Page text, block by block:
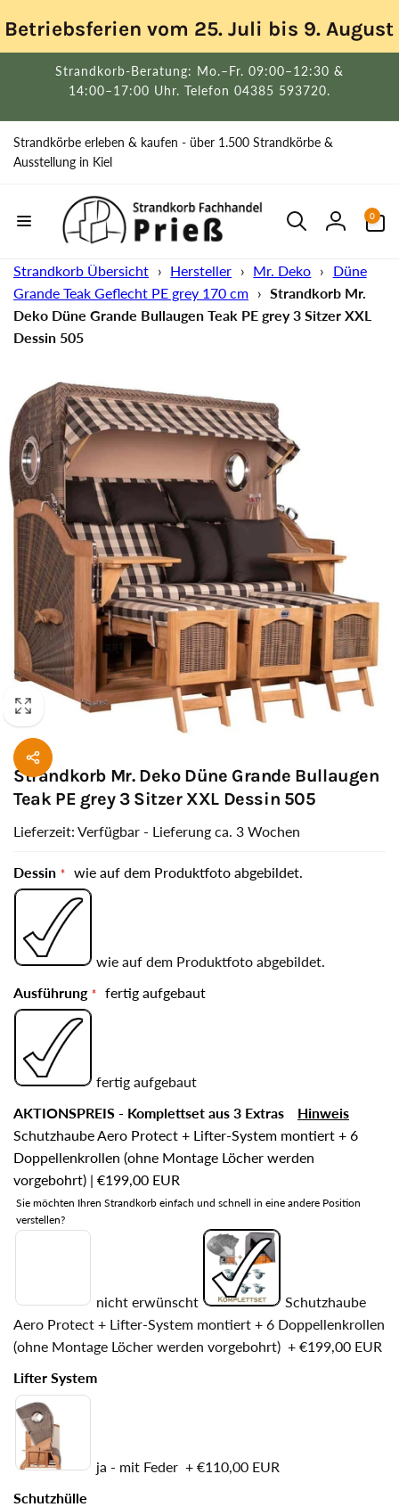
zum
Inhalt
Betriebsferien vom 25. Juli bis 9.
Strandkorb-Beratung: Mo.–Fr. 09:00–12:30 &
14:00–17:00 Uhr. Telefon 04385 593720.
Strandkörbe erleben & kaufen - über 1.500 Strandkörbe &
Ausstellung in Kiel
Einloggen
0
Artikel
Strandkorb Übersicht › Hersteller › Mr. Deko ›
Düne
Grande Teak Geflecht PE grey 170 cm › Strandkorb Mr.
Deko Düne Grande Bullaugen Teak PE grey 3 Sitzer XXL
Dessin 505
Strandkorb Mr. Deko Düne Grande Bullaugen
Teak PE grey 3 Sitzer XXL Dessin 505
Lieferzeit: Verfügbar - Lieferung ca. 3 Wochen
Dessin wie auf dem Produktfoto abgebildet.
wie auf dem Produktfoto abgebildet.
Ausführung
fertig aufgebaut
fertig aufgebaut
AKTIONSPREIS - Komplettset aus 3 Extras
Hinweis
Schutzhaube Aero Protect + Lifter-System montiert + 6
Doppellenkrollen (ohne Montage Löcher werden
vorgebohrt) | €199,00 EUR
Sie möchten Ihren Strandkorb einfach und schnell in eine andere Position
verstellen?
nicht erwünscht
Schutzhaube
Aero Protect + Lifter-System montiert + 6 Doppellenkrollen
(ohne Montage Löcher werden vorgebohrt) + €199,00 EUR
Lifter System
ja - mit Feder + €110,00 EUR
Schutzhülle